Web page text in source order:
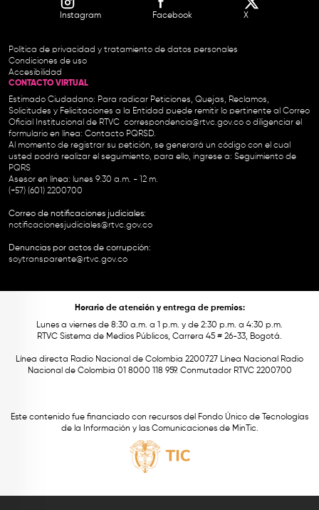
Instagram Facebook X
Política de privacidad y tratamiento de datos personales
Condiciones de uso
Accesibilidad
CONTACTO VIRTUAL
Estimado Ciudadano: Para radicar Peticiones, Quejas, Reclamos,
Solicitudes y Felicitaciones a la Entidad puede remitir lo pertinente al Correo
Oficial Institucional de RTVC correspondencia@rtvc.gov.co o diligenciar el
formulario en línea: Contacto PQRSD.
Al momento de registrar su petición, se generará un código con el cual
usted podrá realizar el seguimiento, para ello, ingrese a: Seguimiento de
PQRS
Asesor en línea: lunes 9:30 a.m. - 12 m.
(+57) (601) 2200700
Correo de notificaciones judiciales:
notificacionesjudiciales@rtvc.gov.co
Denuncias por actos de corrupción:
soytransparente@rtvc.gov.co
Horario de atención y entrega de premios:
Lunes a viernes de 8:30 a.m. a 1 p.m. y de 2:30 p.m. a 4:30 p.m.
RTVC Sistema de Medios Públicos, Carrera 45 # 26-33, Bogotá.
Línea directa Radio Nacional de Colombia 2200727 Línea Nacional Radio
Nacional de Colombia 01 8000 118 959. Conmutador RTVC 2200700
Este contenido fue financiado con recursos del Fondo Único de Tecnologías
de la Información y las Comunicaciones de MinTic.